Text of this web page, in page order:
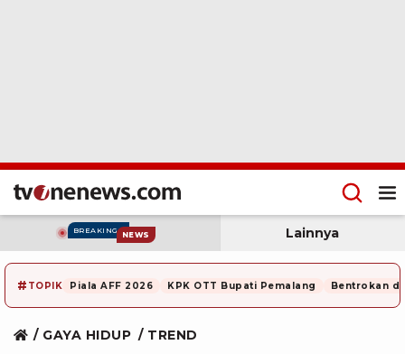
BREAKING NEWS Lainnya
# TOPIK Piala AFF 2026 KPK OTT Bupati Pemalang Bentrokan di
GAYA HIDUP TREND